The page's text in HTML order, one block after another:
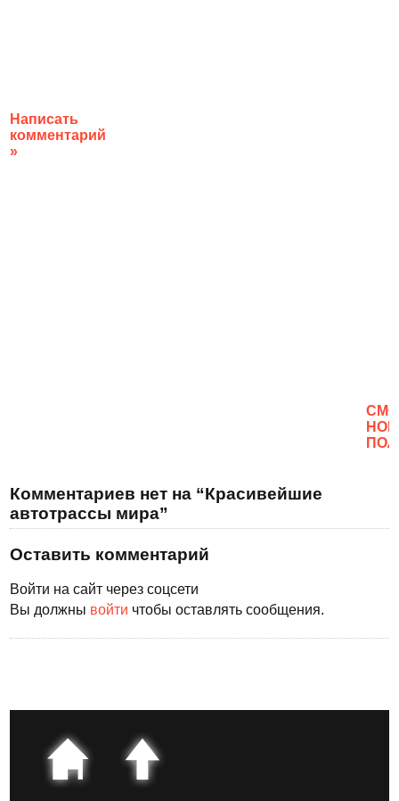
Написать
комментарий
»
Комментариев нет на “Красивейшие
автотрассы мира”
Оставить комментарий
Войти на сайт через соцсети
Вы должны войти чтобы оставлять сообщения.